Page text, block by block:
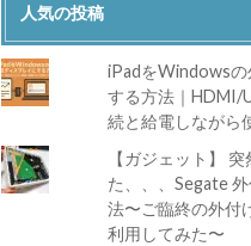
人気の投稿
iPadをWindowsの
する方法｜HDMI/
続と給電しながら
【ガジェット】
た、、、Segate
法〜ご臨終の外付
利用してみた〜